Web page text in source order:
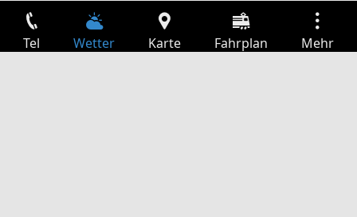
Tel Wetter Karte Fahrplan Mehr